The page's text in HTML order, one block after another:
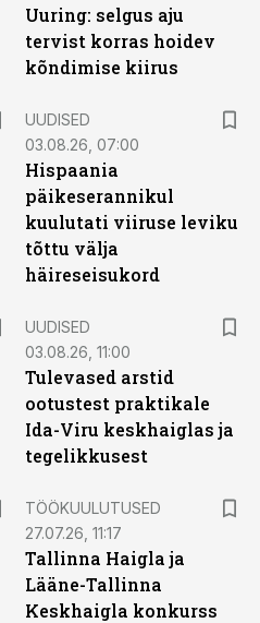
Uuring: selgus aju
tervist korras hoidev
kõndimise kiirus
UUDISED
03.08.26, 07:00
Hispaania
päikeserannikul
kuulutati viiruse leviku
tõttu välja
häireseisukord
UUDISED
03.08.26, 11:00
Tulevased arstid
ootustest praktikale
Ida-Viru keskhaiglas ja
tegelikkusest
TÖÖKUULUTUSED
27.07.26, 11:17
Tallinna Haigla ja
Lääne-Tallinna
Keskhaigla konkurss